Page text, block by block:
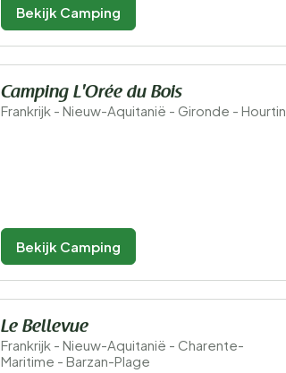
Bekijk Camping
Camping L'Orée du Bois
Frankrijk - Nieuw-Aquitanië - Gironde - Hourtin
Bekijk Camping
Le Bellevue
Frankrijk - Nieuw-Aquitanië - Charente-
Maritime - Barzan-Plage